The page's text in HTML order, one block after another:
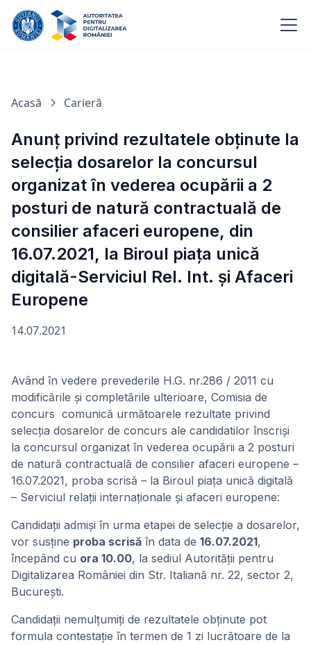
Acasă Carieră
Anunț privind rezultatele obținute la
selecția dosarelor la concursul
organizat în vederea ocupării a 2
posturi de natură contractuală de
consilier afaceri europene, din
16.07.2021, la Biroul piața unică
digitală-Serviciul Rel. Int. și Afaceri
Europene
14.07.2021
Având în vedere prevederile H.G. nr.286 / 2011 cu
modificările și completările ulterioare, Comisia de
concurs comunică următoarele rezultate privind
selecţia dosarelor de concurs ale candidatilor înscriși
la concursul organizat în vederea ocupării a 2 posturi
de natură contractuală de consilier afaceri europene –
16.07.2021, proba scrisă – la Biroul piața unică digitală
– Serviciul relații internaționale și afaceri europene:
Candidaţii admişi în urma etapei de selecție a dosarelor,
vor susţine proba scrisă în data de 16.07.2021,
începând cu ora 10.00, la sediul Autorității pentru
Digitalizarea României din Str. Italiană nr. 22, sector 2,
București.
Candidații nemulţumiți de rezultatele obţinute pot
formula contestaţie în termen de 1 zi lucrătoare de la